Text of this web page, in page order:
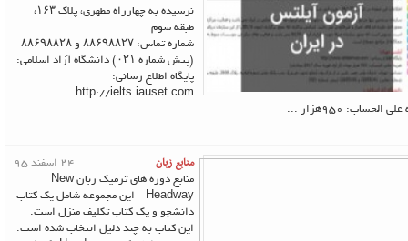
نرسیده به چهارراه مطهری، پلاک ۱۶۳،
طبقه سوم
شماره تماس: ۸۸۶۹۸۸۲۷ و ۸۸۶۹۸۸۲۸
(پیش شماره ۰۲۱) دانشگاه آزاد اسلامی:
پایگاه اطلاع رسانی:
http://ielts.iauset.com
الحساب: 950هزار ...
منابع زبان
24 اسفند 95
منابع دوره های ترمیک زبان New
Headway این مجموعه شامل یک کتاب
دانشجو و یک کتاب تکلیف منزل است.
این کتاب به چند دلیل انتخاب شده است.